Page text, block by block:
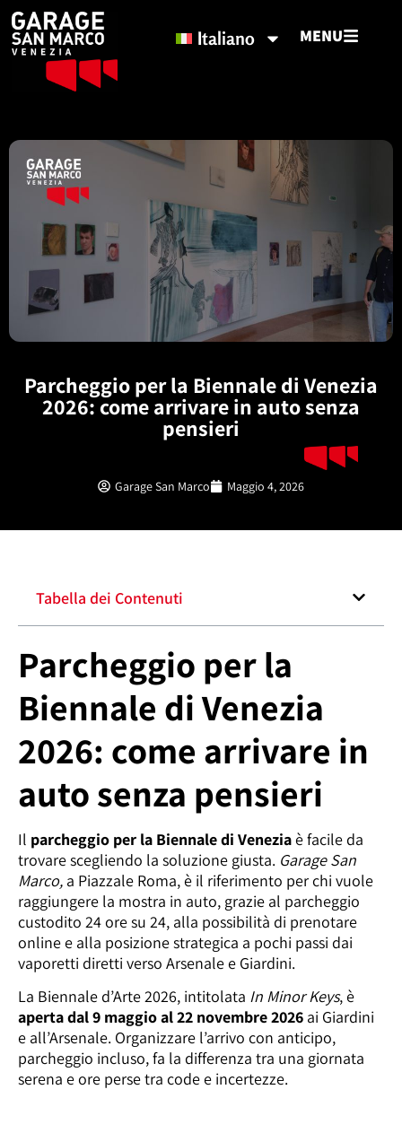
Italiano MENU
Parcheggio per la Biennale di Venezia
2026: come arrivare in auto senza
pensieri
Garage San Marco Maggio 4, 2026
Tabella dei Contenuti
Parcheggio per la
Biennale di Venezia
2026: come arrivare in
auto senza pensieri
Il parcheggio per la Biennale di Veneziaè facile da
trovare scegliendo la soluzione giusta. Garage San
Marco, a Piazzale Roma, è il riferimento per chi vuole
raggiungere la mostra in auto, grazie al parcheggio
custodito 24 ore su 24, alla possibilità di prenotare
online e alla posizione strategica a pochi passi dai
vaporetti diretti verso Arsenale e Giardini.
La Biennale d’Arte 2026, intitolata In Minor Keys, è
aperta dal 9 maggio al 22 novembre 2026 ai Giardini
e all’Arsenale. Organizzare l’arrivo con anticipo,
parcheggio incluso, fa la differenza tra una giornata
serena e ore perse tra code e incertezze.